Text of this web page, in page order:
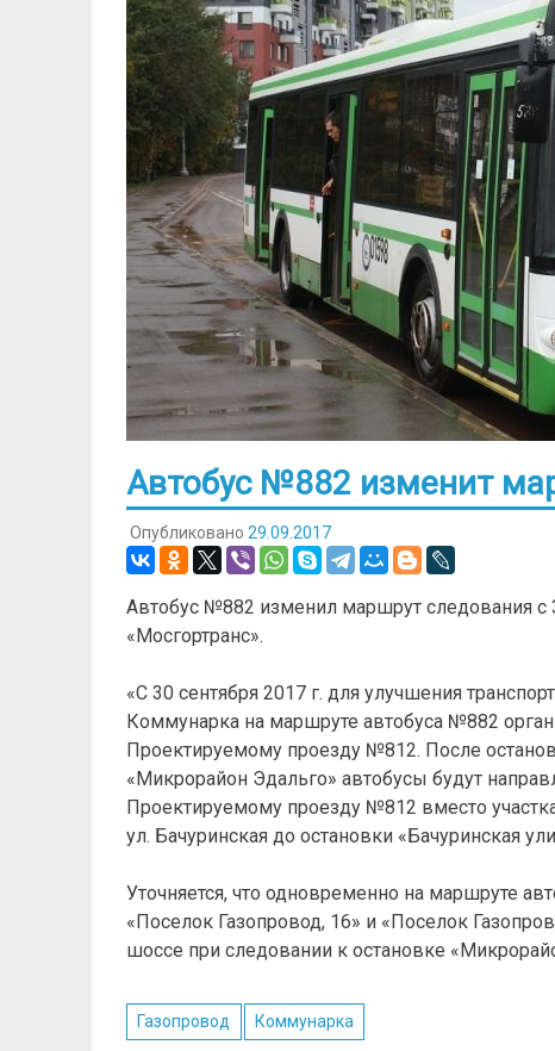
Автобус №882 изменит
Опубликовано 29.09.2017
Автобус №882 изменил маршрут следования с
«Мосгортранс».
«С 30 сентября 2017 г. для улучшения
Коммунарка на маршруте автобуса №882
Проектируемому проезду №812. После
«Микрорайон Эдальго» автобусы будут
Проектируемому проезду №812 вместо
ул. Бачуринская до остановки «Бачуринская
Уточняется, что одновременно на маршруте
«Поселок Газопровод, 16» и «Поселок
шоссе при следовании к остановке
Газопровод Коммунарка